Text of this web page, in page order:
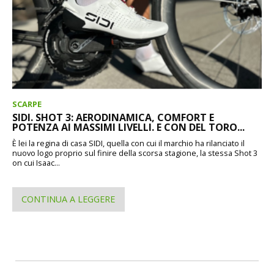
SCARPE
SIDI. SHOT 3: AERODINAMICA, COMFORT E
POTENZA AI MASSIMI LIVELLI. E CON DEL TORO...
È lei la regina di casa SIDI, quella con cui il marchio ha rilanciato il
nuovo logo proprio sul finire della scorsa stagione, la stessa Shot 3
on cui Isaac...
CONTINUA A LEGGERE